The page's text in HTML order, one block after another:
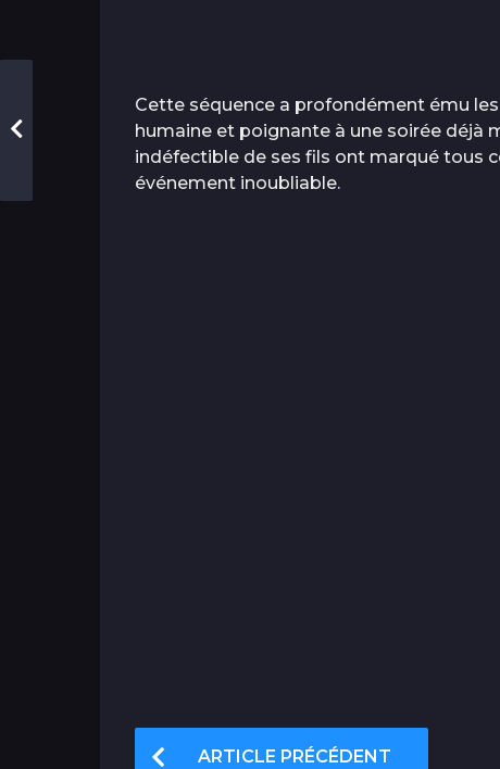
Cette séquence a profondément ému
humaine et poignante à une soirée déjà
indéfectible de ses fils ont marqué tous
événement inoubliable.
P
ARTICLE PRÉCÉDENT